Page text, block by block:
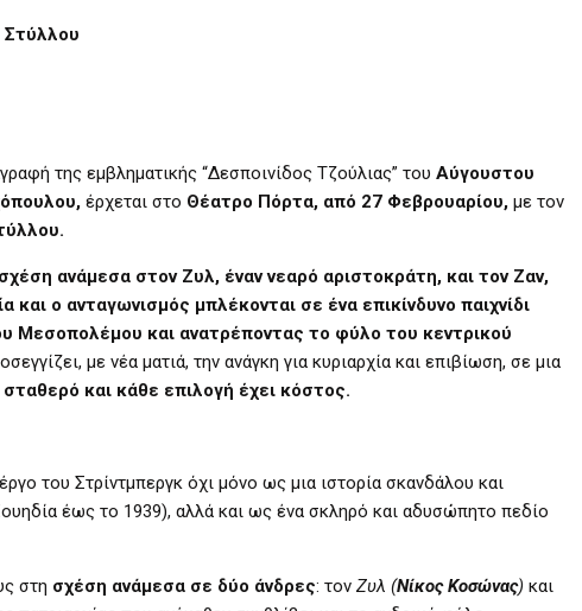
της εμβληματικής “Δεσποινίδος Τζούλιας” του Αύγουστου
έρχεται στο Θέατρο Πόρτα, από 27 Φεβρουαρίου, με τον
ανάμεσα στον Ζυλ, έναν νεαρό αριστοκράτη, και τον Ζαν,
ο ανταγωνισμός μπλέκονται σε ένα επικίνδυνο παιχνίδι
και ανατρέποντας το φύλο του κεντρικού
με νέα ματιά, την ανάγκη για κυριαρχία και επιβίωση, σε μια
σταθερό και κάθε επιλογή έχει κόστος.
του Στρίντμπεργκ όχι μόνο ως μια ιστορία σκανδάλου και
έως το 1939), αλλά και ως ένα σκληρό και αδυσώπητο πεδίο
στη σχέση ανάμεσα σε δύο άνδρες: τον Ζυλ (Νίκος Κοσώνας) και